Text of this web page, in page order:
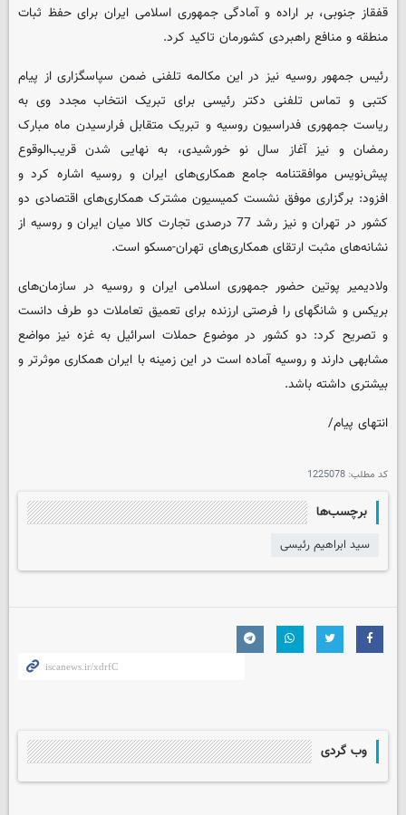
قفقاز جنوبی، بر اراده و آمادگی جمهوری اسلامی ایران برای حفظ ثبات
منطقه و منافع راهبردی کشورمان تاکید کرد.
رئیس جمهور روسیه نیز در این مکالمه تلفنی ضمن سپاسگزاری از پیام
کتبی و تماس تلفنی دکتر رئیسی برای تبریک انتخاب مجدد وی به
ریاست جمهوری فدراسیون روسیه و تبریک متقابل فرارسیدن ماه مبارک
رمضان و نیز آغاز سال نو خورشیدی، به نهایی شدن قریب‌الوقوع
پیش‌نویس موافقتنامه جامع همکاری‌های ایران و روسیه اشاره کرد و
افزود: برگزاری موفق نشست کمیسیون مشترک همکاری‌های اقتصادی دو
کشور در تهران و نیز رشد 77 درصدی تجارت کالا میان ایران و روسیه از
نشانه‌های مثبت ارتقای همکاری‌های تهران-مسکو است.
ولادیمیر پوتین حضور جمهوری اسلامی ایران و روسیه در سازمان‌های
بریکس و شانگهای را فرصتی ارزنده برای تعمیق تعاملات دو طرف دانست
و تصریح کرد: دو کشور در موضوع حملات اسرائیل به غزه نیز مواضع
مشابهی دارند و روسیه آماده است در این زمینه با ایران همکاری موثرتر و
بیشتری داشته باشد.
انتهای پیام/
کد مطلب: 1225078
برچسب‌ها
سید ابراهیم رئیسی
وب گردی